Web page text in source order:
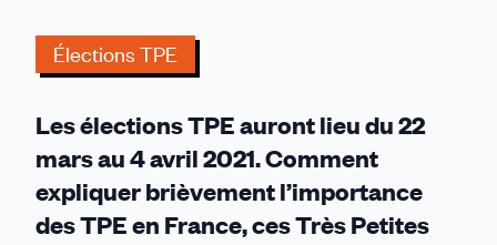
Élections TPE
Les élections TPE auront lieu du 22
mars au 4 avril 2021. Comment
expliquer brièvement l’importance
des TPE en France, ces Très Petites